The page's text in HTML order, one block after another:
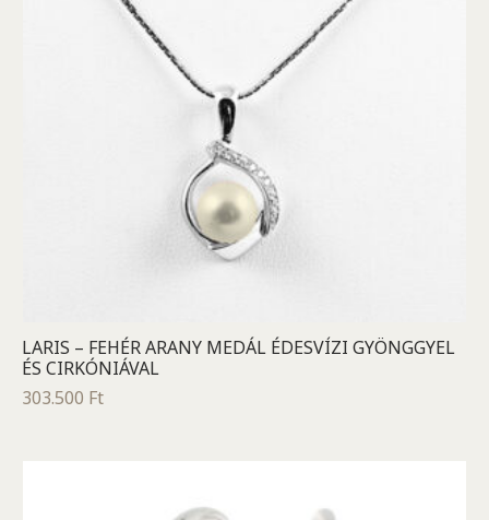
LARIS – FEHÉR ARANY MEDÁL ÉDESVÍZI GYÖNGGYEL
ÉS CIRKÓNIÁVAL
303.500 Ft